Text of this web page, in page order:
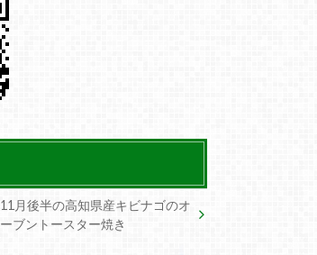
11月後半の高知県産キビナゴのオ
ーブントースター焼き